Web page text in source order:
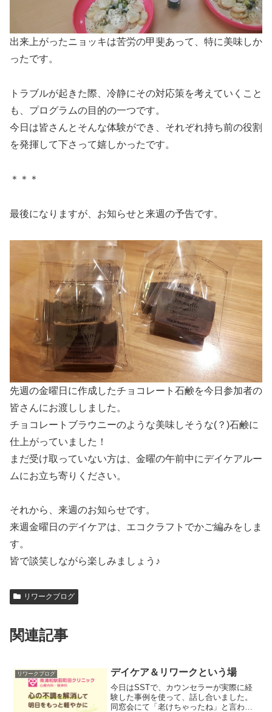
出来上がったニョッキは苦労の甲斐あって、特に美味しか
ったです。
トラブルが起きた際、冷静にその対応策を考えていくこと
も、プログラムの目的の一つです。
今日は皆さんとそんな体験ができ、それぞれ持ち前の役割
を発揮して下さって嬉しかったです。
＊＊＊
最後になりますが、お知らせと来週の予告です。
先週の金曜日に作成したチョコレート石鹸を今日参加者の
皆さんにお渡ししました。
チョコレートブラウニーのような美味しそうな(？)石鹸に
仕上がっていました！
まだ受け取っていない方は、金曜の午前中にデイケアルー
ムにお立ち寄りください。
それから、来週のお知らせです。
来週金曜日のデイケアは、エコクラフトでかご編みをしま
す。
皆で談笑しながら楽しみましょう♪
リワークブログ
関連記事
リワークブログ デイケア＆リワークという場
今日はSSTで、カウンセラーが実際に経
験した事例を使って、話し合いました。
同窓会にて「老けちゃったね」と言われ